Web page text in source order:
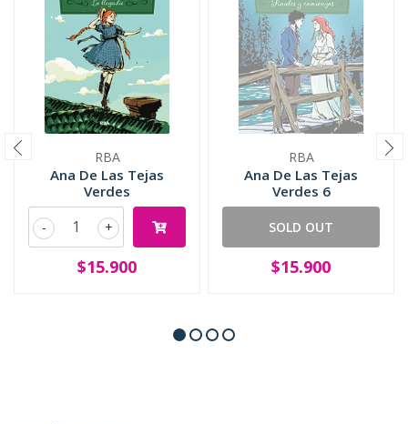
RBA
Ana De Las Tejas
Verdes
+
-
$15.900
RBA
Ana De Las Tejas
Verdes 6
SOLD OUT
$15.900